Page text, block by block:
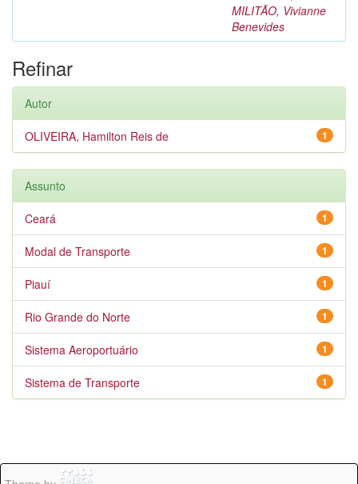
MILITÃO, Vivianne
Benevides
Refinar
Autor
1
OLIVEIRA, Hamilton Reis de
Assunto
1
Ceará
1
Modal de Transporte
1
Piauí
1
Rio Grande do Norte
1
Sistema Aeroportuário
1
Sistema de Transporte